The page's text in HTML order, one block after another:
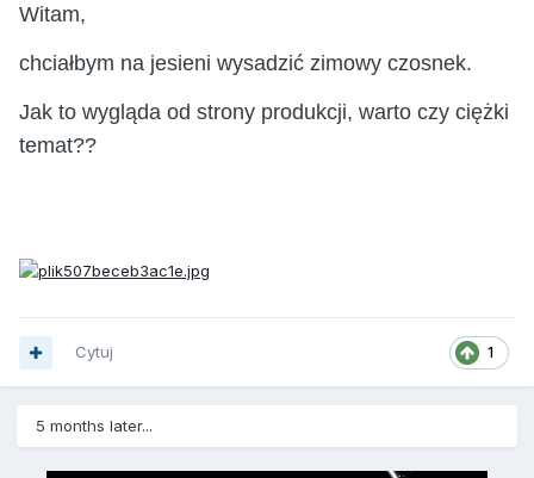
Witam,
chciałbym na jesieni wysadzić zimowy czosnek.
Jak to wygląda od strony produkcji, warto czy ciężki
temat??
1
Cytuj
5 months later...